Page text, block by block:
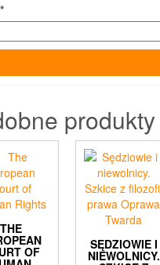
*
produkty
THE
OF SĘDZIOWIE I
NIEWOLNICY.